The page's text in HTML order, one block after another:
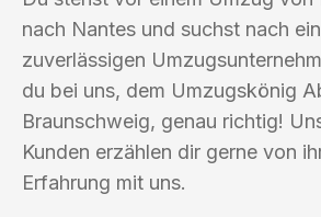
nach Nantes und suchst nach
zuverlässigen
du bei uns, dem Umzugskönig
Braunschweig, genau richtig!
Kunden erzählen dir gerne von
Erfahrung mit uns.